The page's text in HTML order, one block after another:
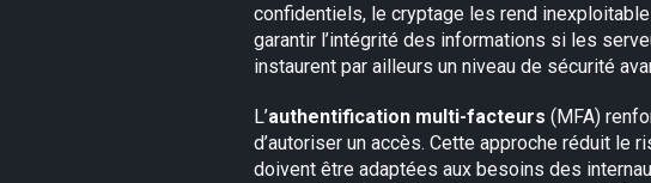
confidentiels, le cryptage les rend
garantir l’intégrité des informations si les
instaurent par ailleurs un niveau de sécurité
L’authentification multi-facteurs (MFA)
d’autoriser un accès. Cette approche réduit le
doivent être adaptées aux besoins des